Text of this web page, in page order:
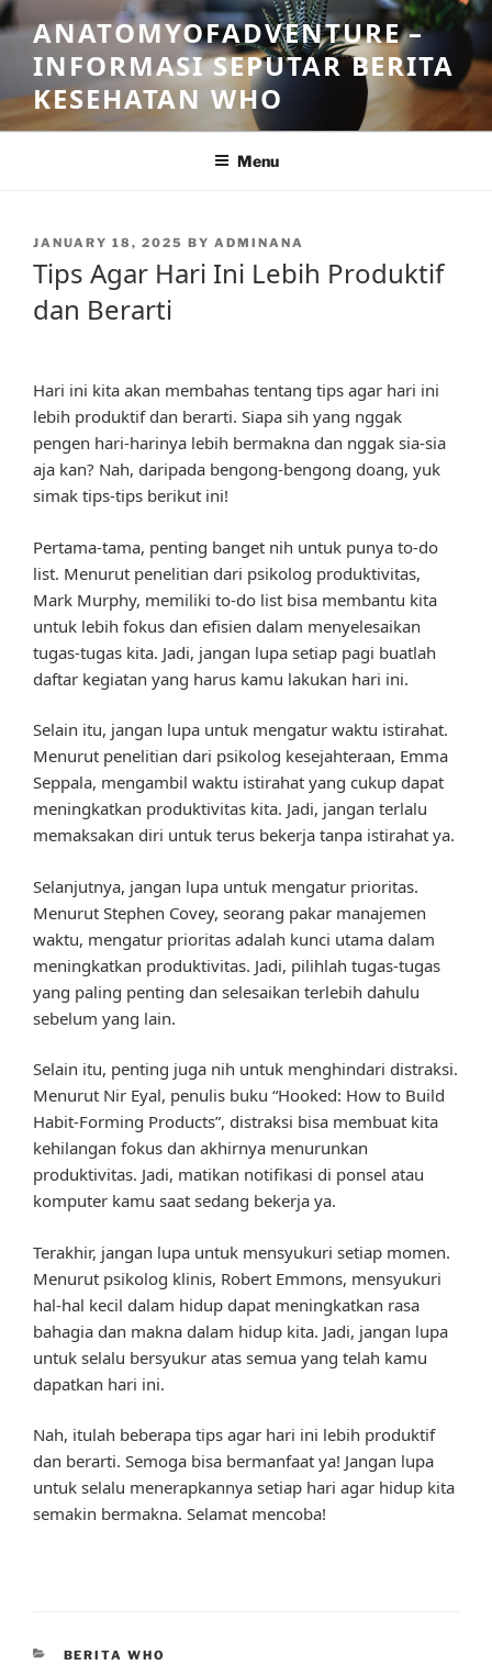
Skip
to
content
ANATOMYOFADVENTURE –
INFORMASI SEPUTAR BERITA
KESEHATAN WHO
Menu
POSTED
ON
JANUARY 18, 2025 BY ADMINANA
Tips Agar Hari Ini Lebih Produktif
dan Berarti
Hari ini kita akan membahas tentang tips agar hari ini
lebih produktif dan berarti. Siapa sih yang nggak
pengen hari-harinya lebih bermakna dan nggak sia-sia
aja kan? Nah, daripada bengong-bengong doang, yuk
simak tips-tips berikut ini!
Pertama-tama, penting banget nih untuk punya to-do
list. Menurut penelitian dari psikolog produktivitas,
Mark Murphy, memiliki to-do list bisa membantu kita
untuk lebih fokus dan efisien dalam menyelesaikan
tugas-tugas kita. Jadi, jangan lupa setiap pagi buatlah
daftar kegiatan yang harus kamu lakukan hari ini.
Selain itu, jangan lupa untuk mengatur waktu istirahat.
Menurut penelitian dari psikolog kesejahteraan, Emma
Seppala, mengambil waktu istirahat yang cukup dapat
meningkatkan produktivitas kita. Jadi, jangan terlalu
memaksakan diri untuk terus bekerja tanpa istirahat ya.
Selanjutnya, jangan lupa untuk mengatur prioritas.
Menurut Stephen Covey, seorang pakar manajemen
waktu, mengatur prioritas adalah kunci utama dalam
meningkatkan produktivitas. Jadi, pilihlah tugas-tugas
yang paling penting dan selesaikan terlebih dahulu
sebelum yang lain.
Selain itu, penting juga nih untuk menghindari distraksi.
Menurut Nir Eyal, penulis buku “Hooked: How to Build
Habit-Forming Products”, distraksi bisa membuat kita
kehilangan fokus dan akhirnya menurunkan
produktivitas. Jadi, matikan notifikasi di ponsel atau
komputer kamu saat sedang bekerja ya.
Terakhir, jangan lupa untuk mensyukuri setiap momen.
Menurut psikolog klinis, Robert Emmons, mensyukuri
hal-hal kecil dalam hidup dapat meningkatkan rasa
bahagia dan makna dalam hidup kita. Jadi, jangan lupa
untuk selalu bersyukur atas semua yang telah kamu
dapatkan hari ini.
Nah, itulah beberapa tips agar hari ini lebih produktif
dan berarti. Semoga bisa bermanfaat ya! Jangan lupa
untuk selalu menerapkannya setiap hari agar hidup kita
semakin bermakna. Selamat mencoba!
CATEGORIES
BERITA WHO